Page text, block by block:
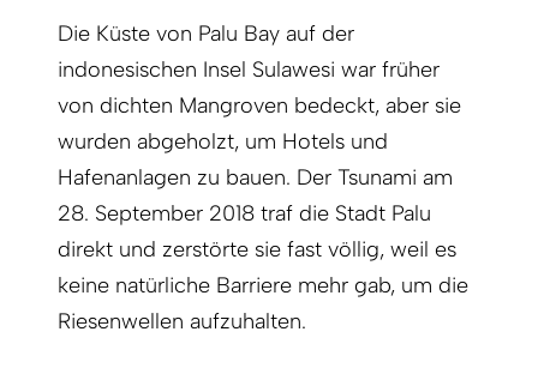
Die Küste von Palu Bay auf der
indonesischen Insel Sulawesi war früher
von dichten Mangroven bedeckt, aber sie
wurden abgeholzt, um Hotels und
Hafenanlagen zu bauen. Der Tsunami am
28. September 2018 traf die Stadt Palu
direkt und zerstörte sie fast völlig, weil es
keine natürliche Barriere mehr gab, um die
Riesenwellen aufzuhalten.